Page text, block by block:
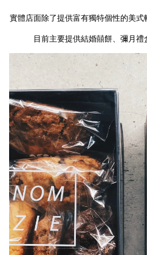
實體店面除了提供富有獨特個性的美式
目前主要提供結婚囍餅、彌月禮